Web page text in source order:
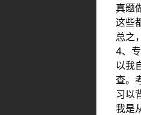
真题
这些
总之
4、
以我
查。
习以
我是